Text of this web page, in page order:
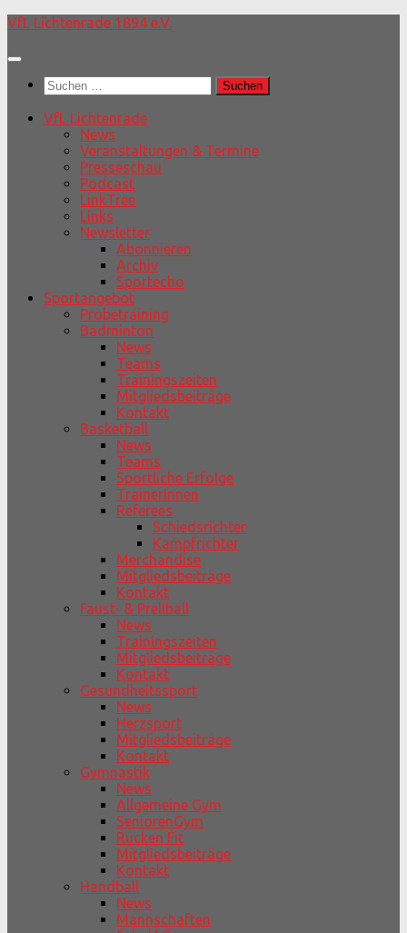
Unter
Inhalt
VfL Lichtenrade 1894 e.V.
Suchen
nach:
VfL Lichtenrade
News
Veranstaltungen & Termine
Presseschau
Podcast
LinkTree
Links
Newsletter
Abonnieren
Archiv
Sportecho
Sportangebot
Probetraining
Badminton
News
Teams
Trainingszeiten
Mitgliedsbeiträge
Kontakt
Basketball
News
Teams
Sportliche Erfolge
TrainerInnen
Referees
Schiedsrichter
Kampfrichter
Merchandise
Mitgliedsbeiträge
Kontakt
Faust- & Prellball
News
Trainingszeiten
Mitgliedsbeiträge
Kontakt
Gesundheitssport
News
Herzsport
Mitgliedsbeiträge
Kontakt
Gymnastik
News
Allgemeine Gym
SeniorenGym
Rücken Fit
Mitgliedsbeiträge
Kontakt
Handball
News
Mannschaften